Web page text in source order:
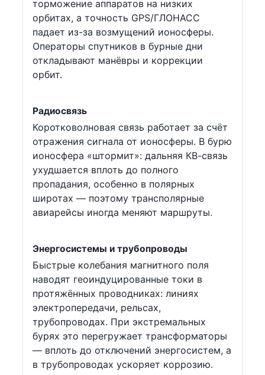
торможение аппаратов на низких
орбитах, а точность GPS/ГЛОНАСС
падает из-за возмущений ионосферы.
Операторы спутников в бурные дни
откладывают манёвры и коррекции
орбит.
Радиосвязь
Коротковолновая связь работает за счёт
отражения сигнала от ионосферы. В бурю
ионосфера «штормит»: дальняя КВ-связь
ухудшается вплоть до полного
пропадания, особенно в полярных
широтах — поэтому трансполярные
авиарейсы иногда меняют маршруты.
Энергосистемы и трубопроводы
Быстрые колебания магнитного поля
наводят геоиндуцированные токи в
протяжённых проводниках: линиях
электропередачи, рельсах,
трубопроводах. При экстремальных
бурях это перегружает трансформаторы
— вплоть до отключений энергосистем, а
в трубопроводах ускоряет коррозию.